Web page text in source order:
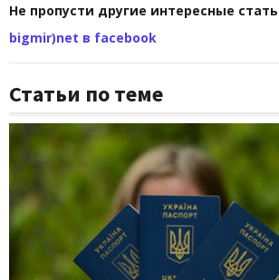
Не пропусти другие интересные
bigmir)net в facebook
Статьи по теме